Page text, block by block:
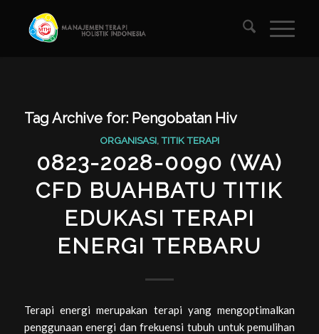
Tag Archive for: Pengobatan Hiv
ORGANISASI, TITIK TERAPI
0823-2028-0090 (WA)
CFD BUAHBATU TITIK
EDUKASI TERAPI
ENERGI TERBARU
Terapi energi merupakan terapi yang mengoptimalkan
penggunaan energi dan frekuensi tubuh untuk pemulihan